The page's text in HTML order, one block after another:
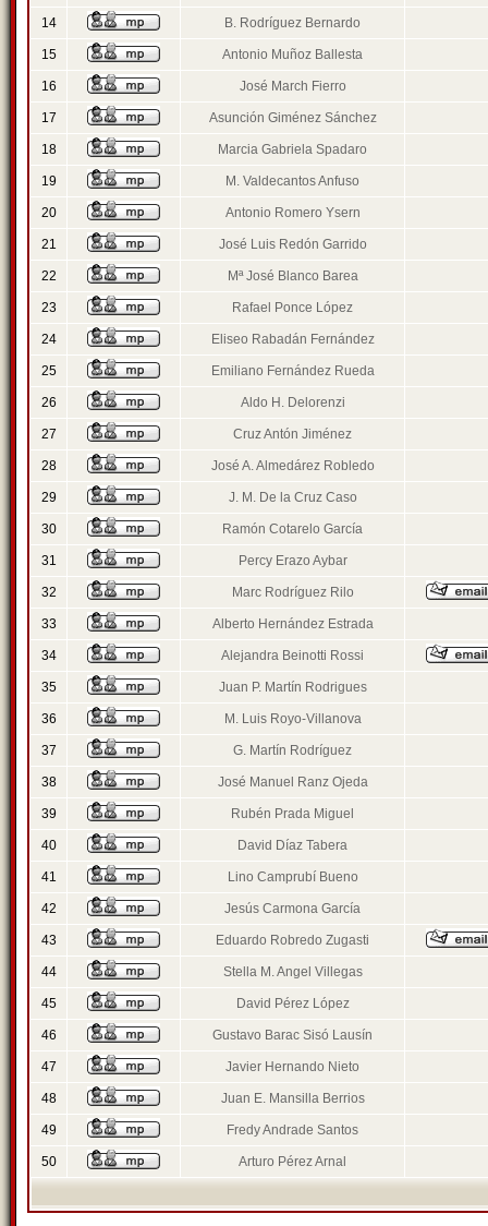
14 B. Rodríguez Bernardo
15 Antonio Muñoz Ballesta
16 José March Fierro
17 Asunción Giménez Sánchez
18 Marcia Gabriela Spadaro
19 M. Valdecantos Anfuso
20 Antonio Romero Ysern
21 José Luis Redón Garrido
22 Mª José Blanco Barea
23 Rafael Ponce López
24 Eliseo Rabadán Fernández
25 Emiliano Fernández Rueda
26 Aldo H. Delorenzi
27 Cruz Antón Jiménez
28 José A. Almedárez Robledo
29 J. M. De la Cruz Caso
30 Ramón Cotarelo García
31 Percy Erazo Aybar
32 Marc Rodríguez Rilo
33 Alberto Hernández Estrada
34 Alejandra Beinotti Rossi
35 Juan P. Martín Rodrigues
36 M. Luis Royo-Villanova
37 G. Martín Rodríguez
38 José Manuel Ranz Ojeda
39 Rubén Prada Miguel
40 David Díaz Tabera
41 Lino Camprubí Bueno
42 Jesús Carmona García
43 Eduardo Robredo Zugasti
44 Stella M. Angel Villegas
45 David Pérez López
46 Gustavo Barac Sisó Lausín
47 Javier Hernando Nieto
48 Juan E. Mansilla Berrios
49 Fredy Andrade Santos
50 Arturo Pérez Arnal